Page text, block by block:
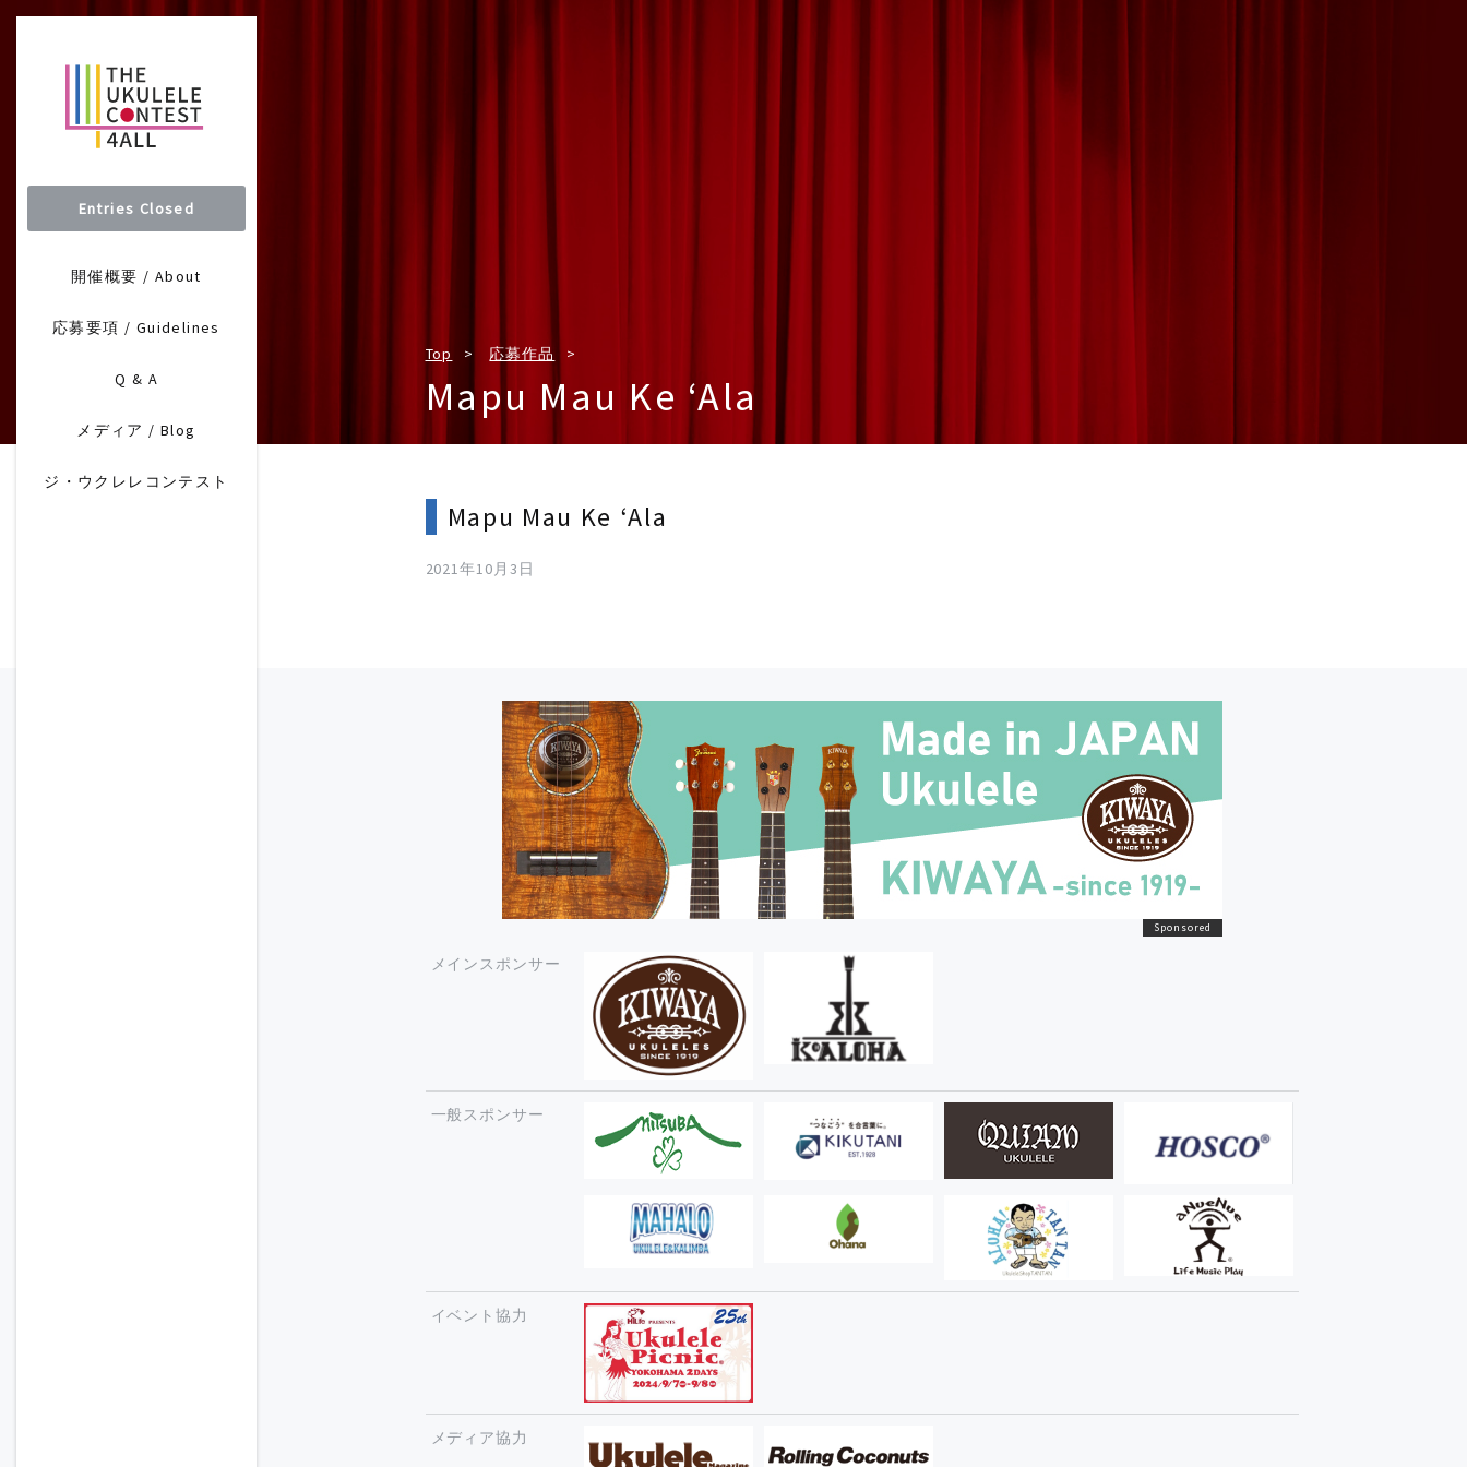
Entries Closed
開催概要 / About
応募要項 / Guidelines
Q & A
メディア / Blog
ジ・ウクレレコンテスト
Top 応募作品
Mapu Mau Ke ‘Ala
Mapu Mau Ke ‘Ala
2021年10月3日
メインスポンサー
一般スポンサー
イベント協力
メディア協力